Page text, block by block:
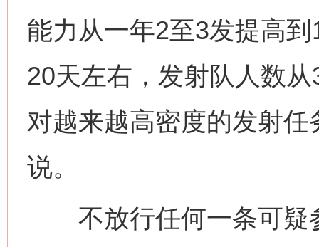
能力从一年2至3发提高
20天左右，发射队人数
对越来越高密度的发射
说。
不放行任何一条可疑